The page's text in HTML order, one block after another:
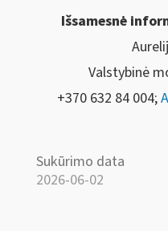
Išsamesnė
Valstybinė
+370 632 84 004;
Sukūrimo data
2026-06-02